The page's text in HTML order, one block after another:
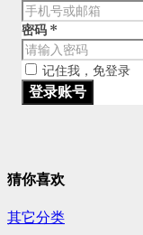
密码 *
记住我，免登录
猜你喜欢
其它分类